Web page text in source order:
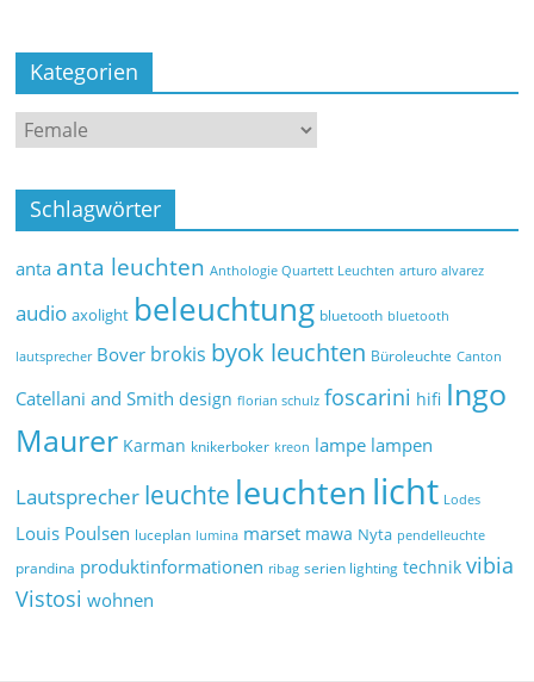
Kategorien
Schlagwörter
anta anta leuchten Anthologie Quartett Leuchten arturo alvarez
audio axolight beleuchtung bluetooth bluetooth
lautsprecher Bover brokis byok leuchten Büroleuchte Canton
Catellani and Smith design florian schulz foscarini hifi Ingo
Maurer Karman knikerboker kreon lampe lampen
Lautsprecher leuchte leuchten licht Lodes
Louis Poulsen luceplan lumina marset mawa Nyta pendelleuchte
prandina produktinformationen ribag serien lighting technik vibia
Vistosi wohnen